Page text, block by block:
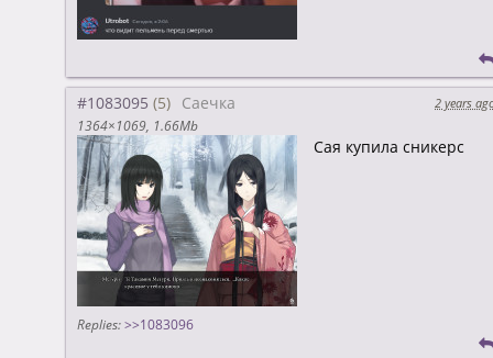
#1083095 Саечка
2 years
1364×1069 1.66Mb
Сая купила сникерс
Replies: >>1083096